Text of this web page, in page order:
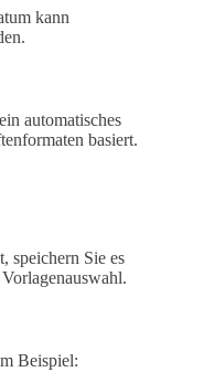
kann
automatisches
basiert.
speichern Sie es
Beispiel: